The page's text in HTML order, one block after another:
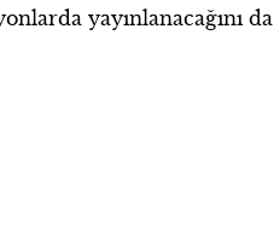
yayınlanacağını da